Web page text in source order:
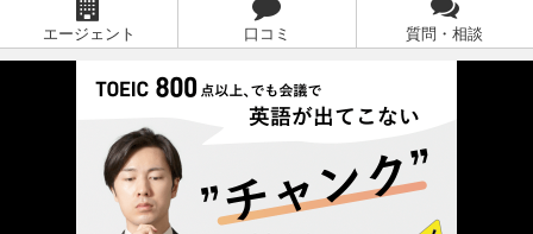
エージェント 口コミ 質問・相談